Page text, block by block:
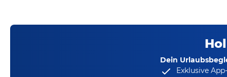
Dein
Exklusive